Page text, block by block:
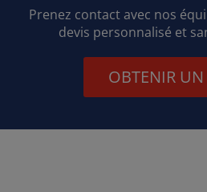
Prenez contact avec nos
devis personnalisé et
OBTENIR UN